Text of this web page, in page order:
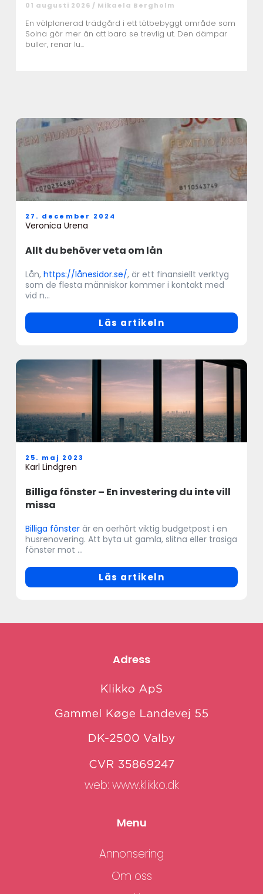
01 augusti 2026 / Mikaela Bergholm
En välplanerad trädgård i ett tätbebyggt område som
Solna gör mer än att bara se trevlig ut. Den dämpar
buller, renar lu...
Allt du behöver veta om lån
27. december 2024
Veronica Urena
Lån, https://lånesidor.se/, är ett finansiellt verktyg
som de flesta människor kommer i kontakt med
vid n...
Läs artikeln
Billiga fönster – En investering du inte vill
missa
25. maj 2023
Karl Lindgren
Billiga fönster är en oerhört viktig budgetpost i en
husrenovering. Att byta ut gamla, slitna eller trasiga
fönster mot ...
Läs artikeln
Adress
web: www.klikko.dk
Menu
Annonsering
Om oss